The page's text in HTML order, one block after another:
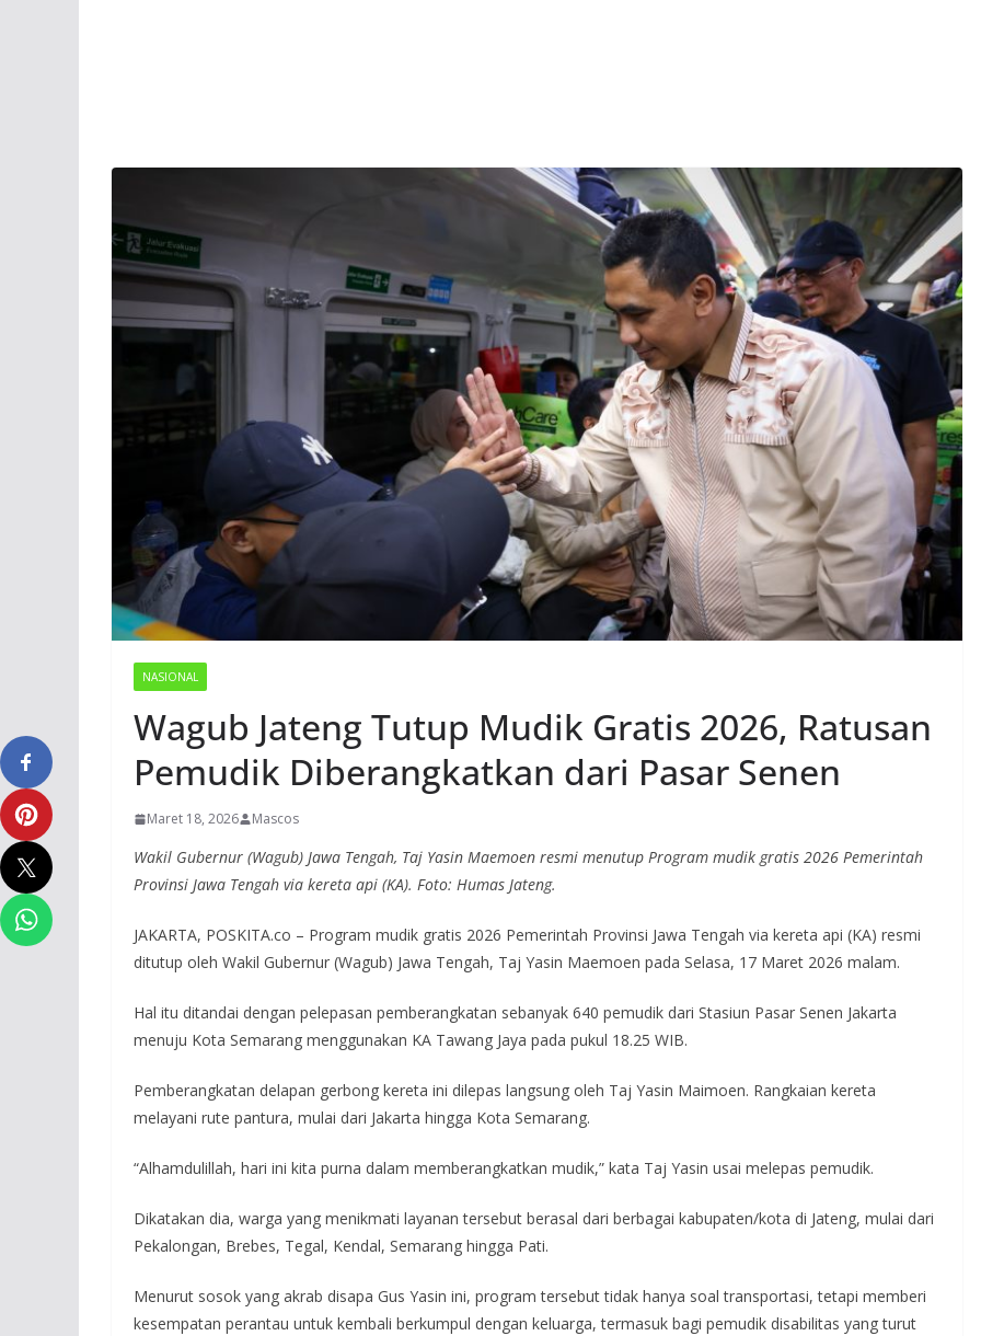
NASIONAL
Wagub Jateng Tutup Mudik Gratis 2026, Ratusan
Pemudik Diberangkatkan dari Pasar Senen
Maret 18, 2026 Mascos
Wakil Gubernur (Wagub) Jawa Tengah, Taj Yasin Maemoen resmi menutup Program mudik gratis 2026 Pemerintah
Provinsi Jawa Tengah via kereta api (KA). Foto: Humas Jateng.
JAKARTA, POSKITA.co – Program mudik gratis 2026 Pemerintah Provinsi Jawa Tengah via kereta api (KA) resmi
ditutup oleh Wakil Gubernur (Wagub) Jawa Tengah, Taj Yasin Maemoen pada Selasa, 17 Maret 2026 malam.
Hal itu ditandai dengan pelepasan pemberangkatan sebanyak 640 pemudik dari Stasiun Pasar Senen Jakarta
menuju Kota Semarang menggunakan KA Tawang Jaya pada pukul 18.25 WIB.
Pemberangkatan delapan gerbong kereta ini dilepas langsung oleh Taj Yasin Maimoen. Rangkaian kereta
melayani rute pantura, mulai dari Jakarta hingga Kota Semarang.
“Alhamdulillah, hari ini kita purna dalam memberangkatkan mudik,” kata Taj Yasin usai melepas pemudik.
Dikatakan dia, warga yang menikmati layanan tersebut berasal dari berbagai kabupaten/kota di Jateng, mulai dari
Pekalongan, Brebes, Tegal, Kendal, Semarang hingga Pati.
Menurut sosok yang akrab disapa Gus Yasin ini, program tersebut tidak hanya soal transportasi, tetapi memberi
kesempatan perantau untuk kembali berkumpul dengan keluarga, termasuk bagi pemudik disabilitas yang turut